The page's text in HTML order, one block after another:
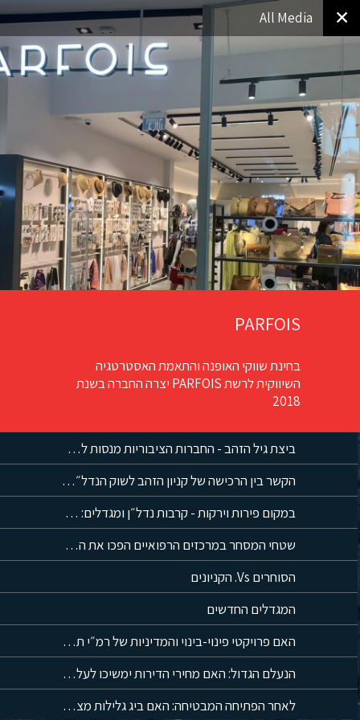
✕
All Media
PARFOIS
בחינת שווקי האופנה והתאמת האסטרטגיה
השיווקית לרשת PARFOIS יצרה החברה בשנת
2018
ביצת גיל הזהב - החברות הציבוריות מנסות לתפוס נתח משוק הדיור המוגן
הקשר בין הרכישה של קניון הזהב לשוק הנדל״ן המסחרי שמחשב מסלול מחדש
במקום פירות וירקות - קרבות נדל״ן ומגדלים: המהפך של שוק מחנה יהודה
שטחי המסחר במרכזים הרפואיים הפכו את המטופלים לקהל שבוי
הסוחרים Vs. הקניונים
המגדלים החדשים
האם פרויקטי פינוי-בינוי והמדיניות של רמ״י תורמים למשבר?
הנעלם הגדול: האם מחירי הדירות ימשיכו לעלות?
לאחר הפתיחה המבטיחה: האם ביג גלילות מצליח לספק את הסחורה?